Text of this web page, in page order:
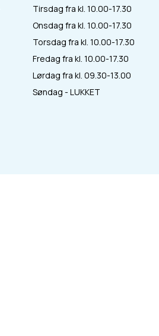
Tirsdag fra kl. 10.00-17.30
Onsdag fra kl. 10.00-17.30
Torsdag fra kl. 10.00-17.30
Fredag fra kl. 10.00-17.30
Lørdag fra kl. 09.30-13.00
Søndag - LUKKET